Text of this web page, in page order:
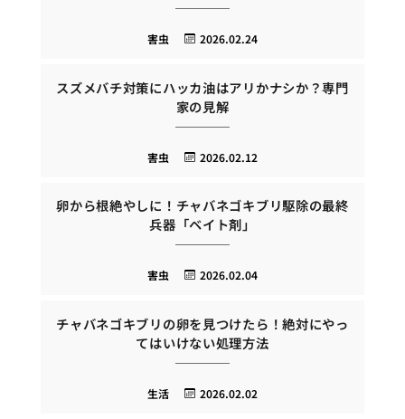
2026.02.24
害虫
スズメバチ対策にハッカ油はアリかナシか？専門
家の見解
2026.02.12
害虫
卵から根絶やしに！チャバネゴキブリ駆除の最終
兵器「ベイト剤」
2026.02.04
害虫
チャバネゴキブリの卵を見つけたら！絶対にやっ
てはいけない処理方法
2026.02.02
生活